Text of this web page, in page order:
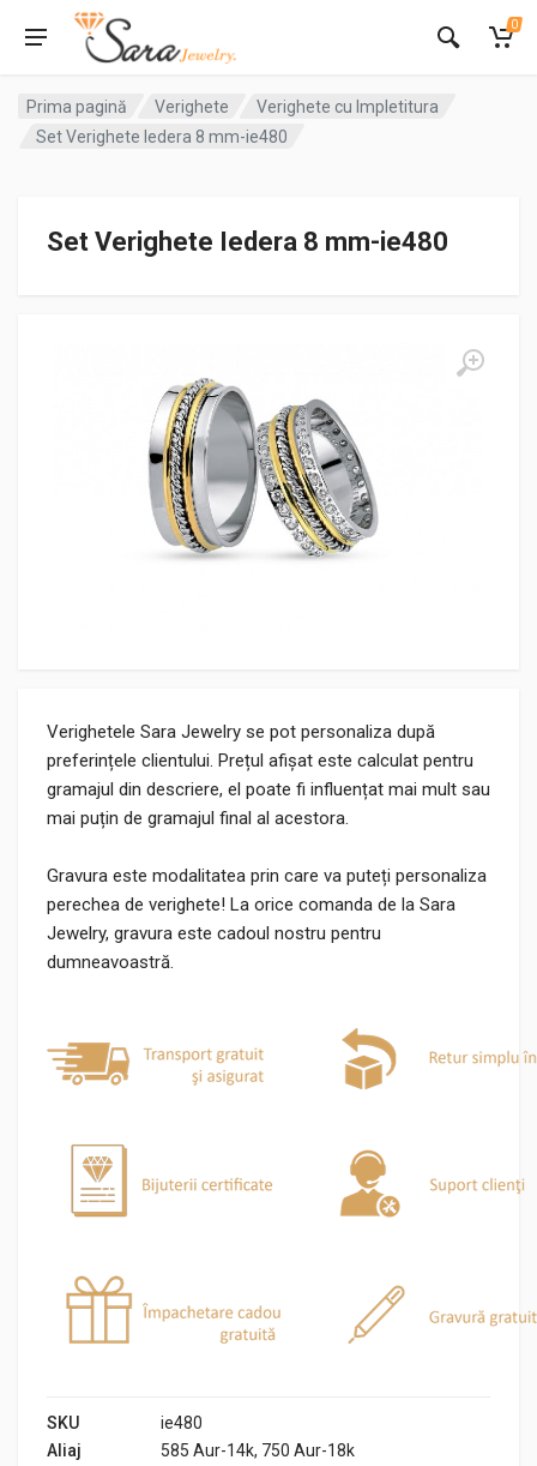
0
Prima pagină Verighete
Verighete cu Impletitura
Set Verighete Iedera 8 mm-ie480
Set Verighete Iedera 8 mm-ie480
Verighetele Sara Jewelry se pot personaliza după
preferințele clientului. Prețul afișat este calculat pentru
gramajul din descriere, el poate fi influențat mai mult sau
mai puțin de gramajul final al acestora.
Gravura este modalitatea prin care va puteți personaliza
perechea de verighete! La orice comanda de la Sara
Jewelry, gravura este cadoul nostru pentru
dumneavoastră.
SKU
ie480
Aliaj
585 Aur-14k, 750 Aur-18k